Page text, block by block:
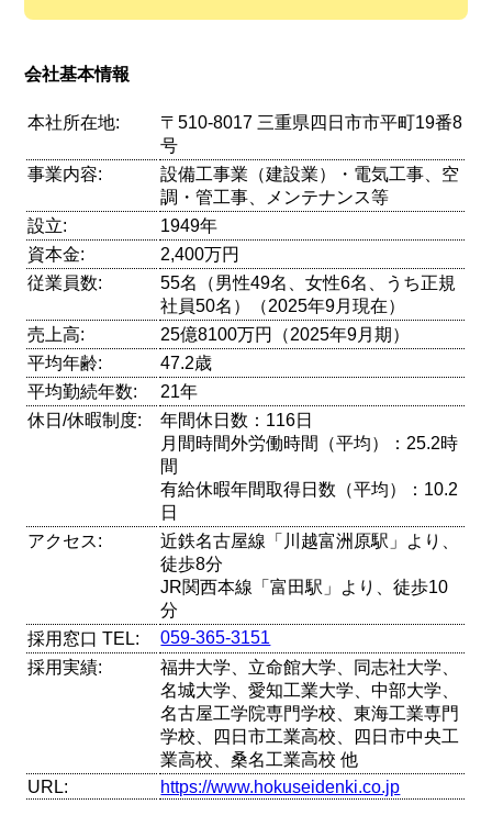
会社基本情報
本社所在地:
〒510-8017 三重県四日市市平町19番8
号
事業内容:
設備工事業（建設業）・電気工事、空
調・管工事、メンテナンス等
設立:
1949年
資本金:
2,400万円
従業員数:
55名（男性49名、女性6名、うち正規
社員50名）（2025年9月現在）
売上高:
25億8100万円（2025年9月期）
平均年齢:
47.2歳
平均勤続年数:
21年
休日/休暇制度:
年間休日数：116日
月間時間外労働時間（平均）：25.2時
間
有給休暇年間取得日数（平均）：10.2
日
アクセス:
近鉄名古屋線「川越富洲原駅」より、
徒歩8分
JR関西本線「富田駅」より、徒歩10
分
採用窓口 TEL:
059-365-3151
採用実績:
福井大学、立命館大学、同志社大学、
名城大学、愛知工業大学、中部大学、
名古屋工学院専門学校、東海工業専門
学校、四日市工業高校、四日市中央工
業高校、桑名工業高校 他
URL:
https://www.hokuseidenki.co.jp